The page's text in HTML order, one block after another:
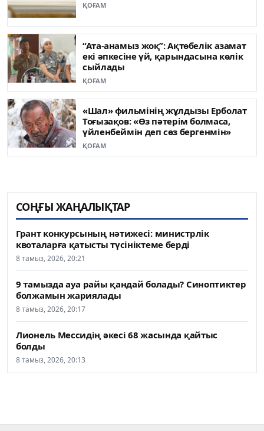
ҚОҒАМ
“Ата-анамыз жоқ”: Ақтөбелік азамат
екі әпкесіне үй, қарындасына көлік
сыйлады
ҚОҒАМ
«Шал» фильмінің жұлдызы Ерболат
Тоғызақов: «Өз пәтерім болмаса,
үйленбеймін деп сөз бергенмін»
ҚОҒАМ
СОҢҒЫ ЖАҢАЛЫҚТАР
Грант конкурсының нәтижесі: министрлік
квоталарға қатысты түсініктеме берді
8 тамыз, 2026, 20:21
9 тамызда ауа райы қандай болады? Синоптиктер
болжамын жариялады
8 тамыз, 2026, 20:17
Лионель Мессидің әкесі 68 жасында қайтыс
болды
8 тамыз, 2026, 20:13